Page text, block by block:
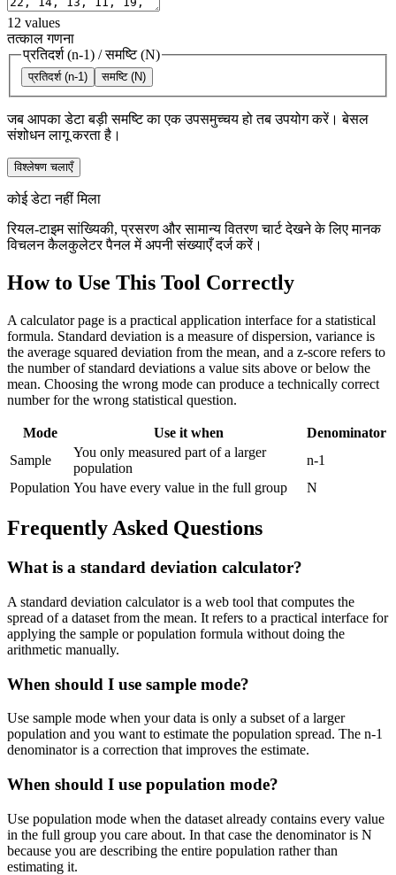
12 values
तत्काल गणना
प्रतिदर्श (n-1) /समष्टि (N)
प्रतिदर्श (n-1) समष्टि (N)
जब आपका डेटा बड़ी समष्टि का एक उपसमुच्चय हो तब उपयोग करें। बेसल
संशोधन लागू करता है।
विश्लेषण चलाएँ
कोई डेटा नहीं मिला
रियल-टाइम सांख्यिकी, प्रसरण और सामान्य वितरण चार्ट देखने के लिए मानक
विचलन कैलकुलेटर पैनल में अपनी संख्याएँ दर्ज करें।
How to Use This Tool Correctly
A calculator page is a practical application interface for a statistical
formula. Standard deviation is a measure of dispersion, variance is
the average squared deviation from the mean, and a z-score refers to
the number of standard deviations a value sits above or below the
mean. Choosing the wrong mode can produce a technically correct
number for the wrong statistical question.
Mode Use it when
Denominator
Sample
You only measured part of a larger
population
n-1
Population You have every value in the full group N
Frequently Asked Questions
What is a standard deviation calculator?
A standard deviation calculator is a web tool that computes the
spread of a dataset from the mean. It refers to a practical interface for
applying the sample or population formula without doing the
arithmetic manually.
When should I use sample mode?
Use sample mode when your data is only a subset of a larger
population and you want to estimate the population spread. The n-1
denominator is a correction that improves the estimate.
When should I use population mode?
Use population mode when the dataset already contains every value
in the full group you care about. In that case the denominator is N
because you are describing the entire population rather than
estimating it.